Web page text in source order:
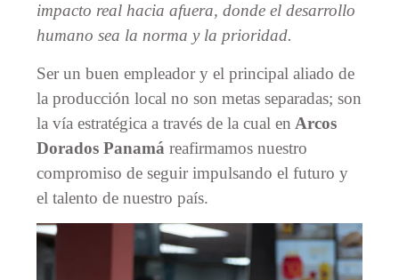
impacto real hacia afuera, donde el desarrollo
humano sea la norma y la prioridad.
Ser un buen empleador y el principal aliado de
la producción local no son metas separadas; son
la vía estratégica a través de la cual en Arcos
Dorados Panamá reafirmamos nuestro
compromiso de seguir impulsando el futuro y
el talento de nuestro país.